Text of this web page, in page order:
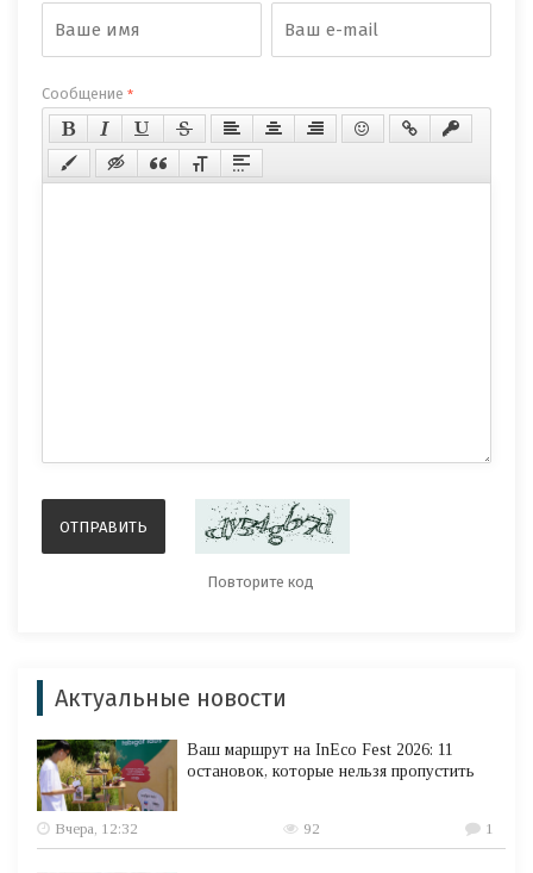
Сообщение *
Актуальные новости
Ваш маршрут на InEco Fest 2026: 11
остановок, которые нельзя пропустить
Вчера, 12:32 92 1